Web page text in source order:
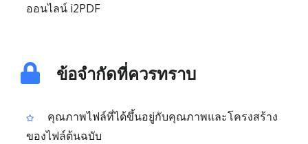
ออนไลน์ i2PDF
ข้อจำกัดที่ควรทราบ
คุณภาพไฟล์ที่ได้ขึ้นอยู่กับคุณภาพและโครงสร้าง
ของไฟล์ต้นฉบับ